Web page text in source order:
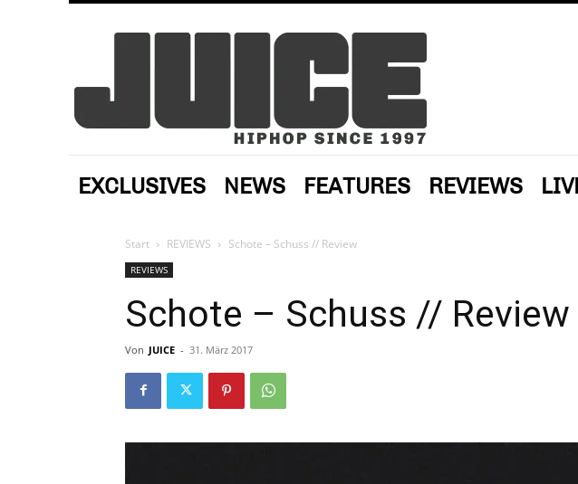
EXCLUSIVES NEWS FEATURES REVIEWS
Start REVIEWS Schote – Schuss // Review
REVIEWS
Schote – Schuss // Review
Von JUICE - 31. März 2017